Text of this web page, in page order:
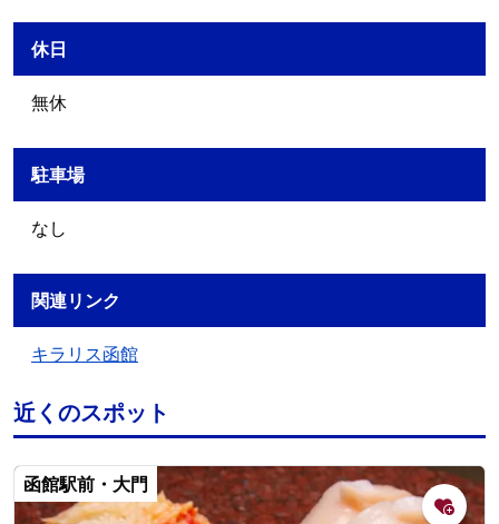
休日
無休
駐車場
なし
関連リンク
キラリス函館
近くのスポット
函館駅前・大門